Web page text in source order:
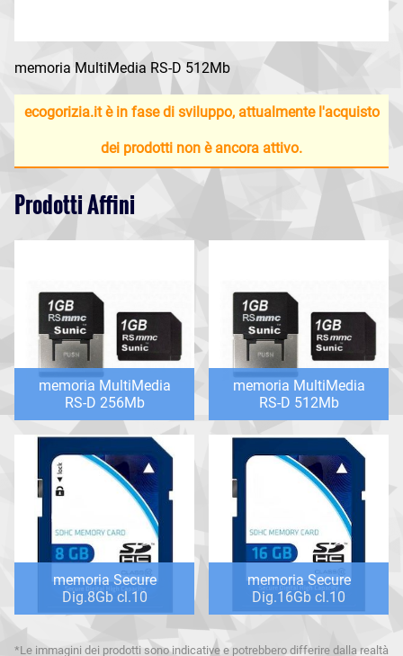
memoria MultiMedia RS-D 512Mb
ecogorizia.it è in fase di sviluppo, attualmente l'acquisto
dei prodotti non è ancora attivo.
Prodotti Affini
memoria MultiMedia
RS-D 256Mb
memoria MultiMedia
RS-D 512Mb
memoria Secure
Dig.8Gb cl.10
memoria Secure
Dig.16Gb cl.10
*Le immagini dei prodotti sono indicative e potrebbero differire dalla realtà